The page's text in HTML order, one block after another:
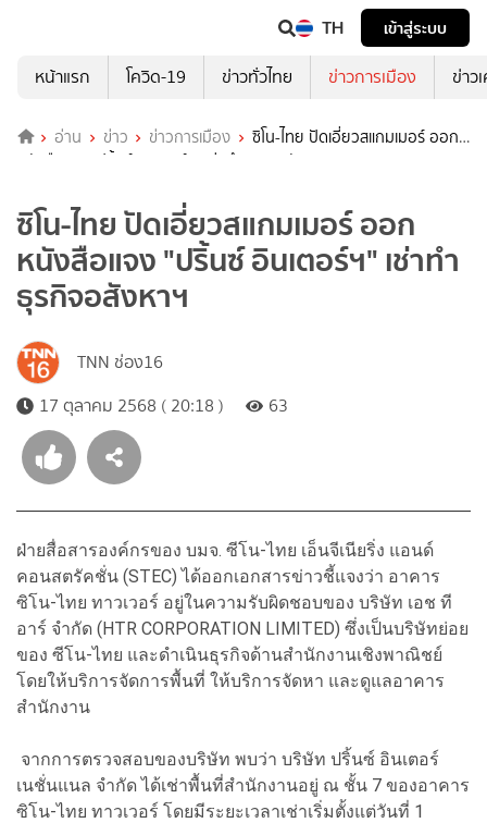
TH
เข้าสู่ระบบ
หน้าแรก
โควิด-19 ข่าวทั่วไทย ข่าวการเมือง ข่าว
อ่าน ข่าว ข่าวการเมือง
ซิโน-ไทย ปัดเอี่ยวสแกมเมอร์ ออก
หนังสือแจง "ปริ้นซ์ อินเตอร์ฯ" เช่าทำธุรกิจอสังหาฯ
ซิโน-ไทย ปัดเอี่ยวสแกมเมอร์ ออก
หนังสือแจง "ปริ้นซ์ อินเตอร์ฯ" เช่าทำ
ธุรกิจอสังหาฯ
TNN ช่อง16
17 ตุลาคม 2568 ( 20:18 )
63
ฝ่ายสื่อสารองค์กรของ บมจ. ซีโน-ไทย เอ็นจีเนียริ่ง แอนด์
คอนสตรัคชั่น (STEC) ได้ออกเอกสารข่าวชี้แจงว่า อาคาร
ซิโน-ไทย ทาวเวอร์ อยู่ในความรับผิดชอบของ บริษัท เอช ที
อาร์ จำกัด (HTR CORPORATION LIMITED) ซึ่งเป็นบริษัทย่อย
ของ ซีโน-ไทย และดำเนินธุรกิจด้านสำนักงานเชิงพาณิชย์
โดยให้บริการจัดการพื้นที่ ให้บริการจัดหา และดูแลอาคาร
สำนักงาน
จากการตรวจสอบของบริษัท พบว่า บริษัท ปริ้นซ์ อินเตอร์
เนชั่นแนล จำกัด ได้เช่าพื้นที่สำนักงานอยู่ ณ ชั้น 7 ของอาคาร
ซิโน-ไทย ทาวเวอร์ โดยมีระยะเวลาเช่าเริ่มตั้งแต่วันที่ 1